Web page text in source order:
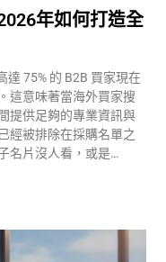
年如何打造全
75% 的 B2B 買家現在
這意味著當海外買家搜
提供足夠的專業資訊與
經被排除在採購名單之
名片沒人看，或是…